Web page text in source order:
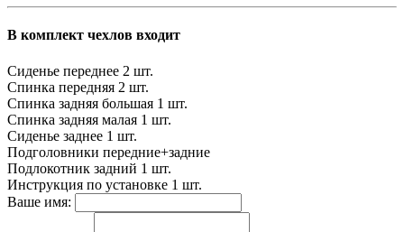
В комплект чехлов входит
Сиденье переднее 2 шт.
Спинка передняя 2 шт.
Спинка задняя большая 1 шт.
Спинка задняя малая 1 шт.
Сиденье заднее 1 шт.
Подголовники передние+задние
Подлокотник задний 1 шт.
Инструкция по установке 1 шт.
Ваше имя: